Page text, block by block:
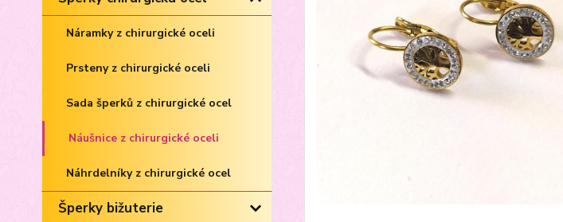
Náramky z chirurgické oceli
Prsteny z chirurgické oceli
Sada šperků z chirurgické ocel
Náušnice z chirurgické oceli
Náhrdelníky z chirurgické ocel
Šperky bižuterie